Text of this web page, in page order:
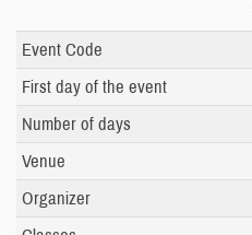
Event Code
First day of the event
Number of days
Venue
Organizer